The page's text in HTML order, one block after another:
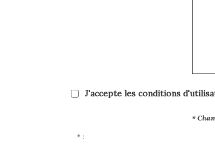
J'accepte les conditions
*
* :